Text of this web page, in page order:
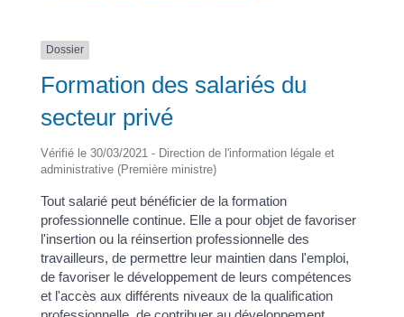
Dossier
Formation des salariés du
secteur privé
Vérifié le 30/03/2021 - Direction de l'information légale et
administrative (Première ministre)
Tout salarié peut bénéficier de la formation
professionnelle continue. Elle a pour objet de favoriser
l'insertion ou la réinsertion professionnelle des
travailleurs, de permettre leur maintien dans l'emploi,
de favoriser le développement de leurs compétences
et l'accès aux différents niveaux de la qualification